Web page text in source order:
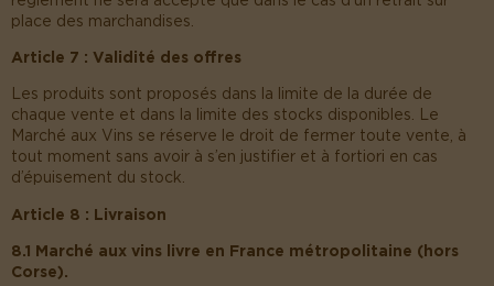
place des marchandises.
Article 7 : Validité des offres
Les produits sont proposés dans la limite de la durée de
chaque vente et dans la limite des stocks disponibles. Le
Marché aux Vins se réserve le droit de fermer toute vente, à
tout moment sans avoir à s’en justifier et à fortiori en cas
d’épuisement du stock.
Article 8 : Livraison
8.1 Marché aux vins livre en France métropolitaine (hors
Corse).